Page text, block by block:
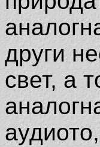
други
свет, а